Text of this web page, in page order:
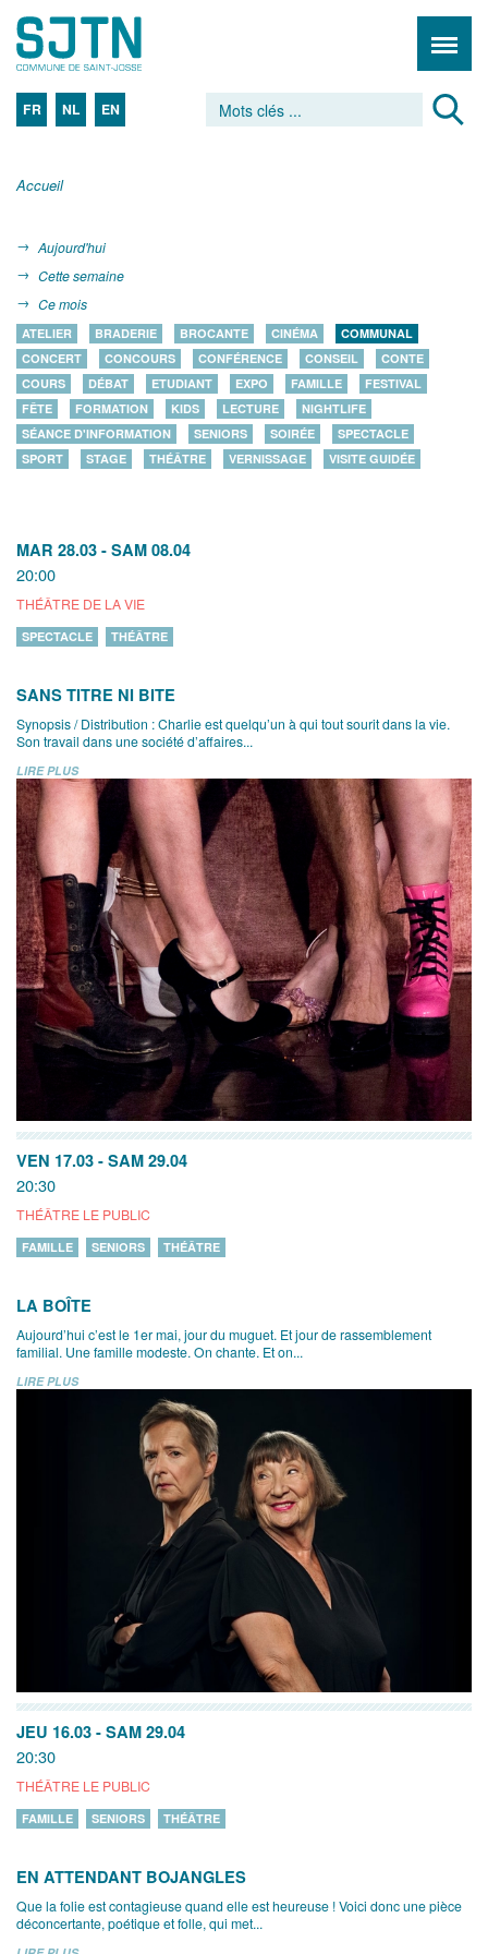
FR NL EN
Accueil
Aujourd'hui
Cette semaine
Ce mois
ATELIER BRADERIE BROCANTE CINÉMA
COMMUNAL
CONCERT
CONCOURS CONFÉRENCE CONSEIL
CONTE
COURS
DÉBAT ETUDIANT EXPO FAMILLE
FESTIVAL
FÊTE
FORMATION KIDS LECTURE
NIGHTLIFE
SÉANCE D'INFORMATION
SENIORS SOIRÉE
SPECTACLE
SPORT
STAGE THÉÂTRE VERNISSAGE VISITE GUIDÉE
MAR 28.03 - SAM 08.04
20:00
THÉÂTRE DE LA VIE
SPECTACLE THÉÂTRE
SANS TITRE NI BITE
Synopsis / Distribution : Charlie est quelqu’un à qui tout sourit dans la vie.
Son travail dans une société d’affaires...
LIRE PLUS
VEN 17.03 - SAM 29.04
20:30
THÉÂTRE LE PUBLIC
FAMILLE SENIORS THÉÂTRE
LA BOÎTE
Aujourd’hui c’est le 1er mai, jour du muguet. Et jour de rassemblement
familial. Une famille modeste. On chante. Et on...
LIRE PLUS
JEU 16.03 - SAM 29.04
20:30
THÉÂTRE LE PUBLIC
FAMILLE SENIORS THÉÂTRE
EN ATTENDANT BOJANGLES
Que la folie est contagieuse quand elle est heureuse ! Voici donc une pièce
déconcertante, poétique et folle, qui met...